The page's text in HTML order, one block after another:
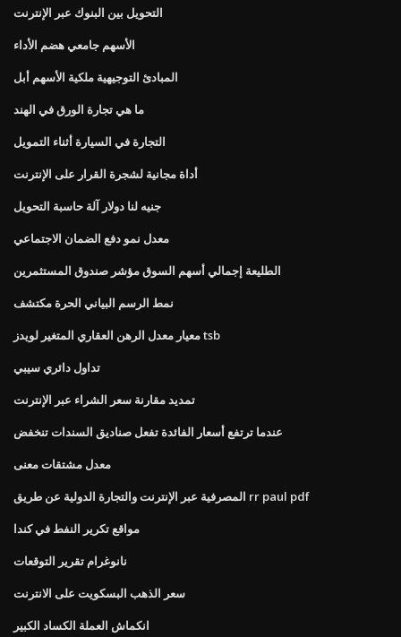
التحويل بين البنوك عبر الإنترنت
الأسهم جامعي هضم الأداء
المبادئ التوجيهية ملكية الأسهم أبل
ما هي تجارة الورق في الهند
التجارة في السيارة أثناء التمويل
أداة مجانية لشجرة القرار على الإنترنت
جنيه لنا دولار آلة حاسبة التحويل
معدل نمو دفع الضمان الاجتماعي
الطليعة إجمالي أسهم السوق مؤشر صندوق المستثمرين
نمط الرسم البياني الحرة مكتشف
معيار معدل الرهن العقاري المتغير لويدز tsb
تداول دائري سيبي
تمديد مقارنة سعر الشراء عبر الإنترنت
عندما ترتفع أسعار الفائدة تفعل صناديق السندات تنخفض
معدل مشتقات معنى
المصرفية عبر الإنترنت والتجارة الدولية عن طريق rr paul pdf
مواقع تكرير النفط في كندا
نانوغرام تقرير التوقعات
سعر الذهب البسكويت على الانترنت
انكماش العملة الكساد الكبير